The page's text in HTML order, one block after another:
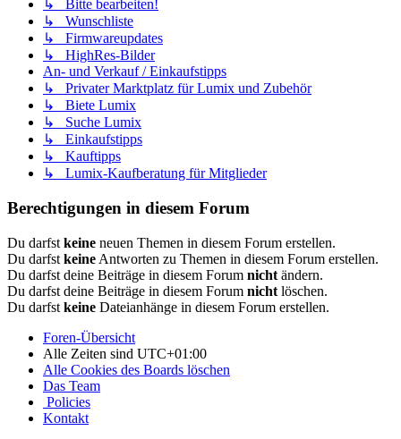
↳ Bitte bearbeiten!
↳ Wunschliste
↳ Firmwareupdates
↳ HighRes-Bilder
An- und Verkauf / Einkaufstipps
↳ Privater Marktplatz für Lumix und Zubehör
↳ Biete Lumix
↳ Suche Lumix
↳ Einkaufstipps
↳ Kauftipps
↳ Lumix-Kaufberatung für Mitglieder
Berechtigungen in diesem Forum
Du darfst keine neuen Themen in diesem Forum erstellen.
Du darfst keine Antworten zu Themen in diesem Forum erstellen.
Du darfst deine Beiträge in diesem Forum nicht ändern.
Du darfst deine Beiträge in diesem Forum nicht löschen.
Du darfst keine Dateianhänge in diesem Forum erstellen.
Foren-Übersicht
Alle Zeiten sind UTC+01:00
Alle Cookies des Boards löschen
Das Team
Policies
Kontakt